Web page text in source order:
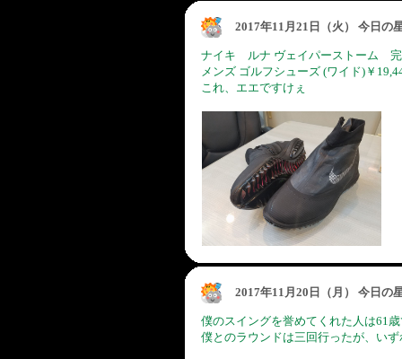
2017年11月21日（火） 今日の
ナイキ ルナ ヴェイパーストーム
メンズ ゴルフシューズ (ワイド)￥
これ、エエですけぇ
2017年11月20日（月） 今日の
僕のスイングを誉めてくれた人は61
僕とのラウンドは三回行ったが、いず